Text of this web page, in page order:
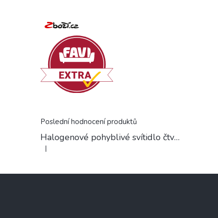
Poslední hodnocení produktů
Halogenové pohyblivé svítidlo čtvercové chrom
Hodnocení produktu je 5 z 5 hvězdiček.
|